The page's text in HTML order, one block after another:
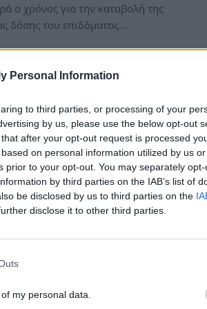
Personal Information
to third parties, or processing of your
by us, please use the below opt-out
after your opt-out request is processed
on personal information utilized by us
prior to your opt-out. You may separately
by third parties on the IAB’s list of
be disclosed by us to third parties on the
disclose it to other third parties.
my personal data.
ο χρόνος για την καταβολή της
δόσης του επιδόματος…
ποιοι το
και τι αλλάζει